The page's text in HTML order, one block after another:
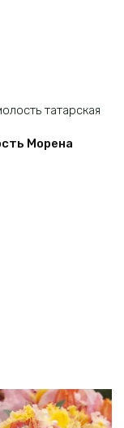
Морена